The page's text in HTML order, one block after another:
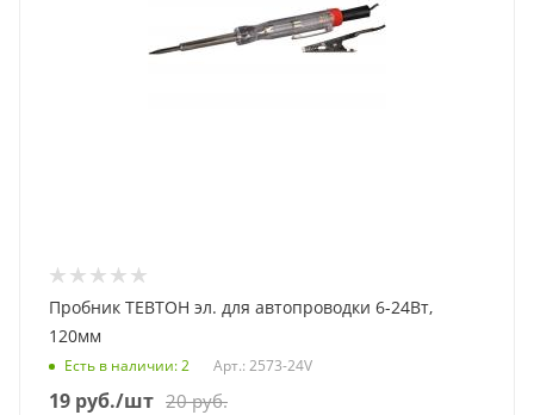
Пробник ТЕВТОН эл. для автопроводки 6-24Вт,
120мм
Есть в наличии: 2 Арт.: 2573-24V
19 руб./шт 20руб.